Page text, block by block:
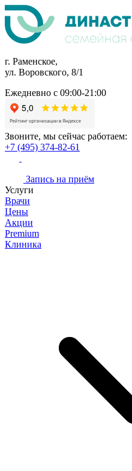
г. Раменское,
ул. Воровского, 8/1
Ежедневно с 09:00-21:00
Звоните, мы сейчас работаем:
+7 (495) 374-82-61
Запись на приём
Услуги
Врачи
Цены
Акции
Premium
Клиника